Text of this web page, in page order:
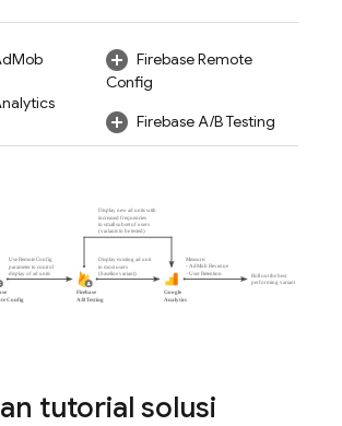
Firebase Remote
Config
Firebase A/B Testing
tutorial solusi